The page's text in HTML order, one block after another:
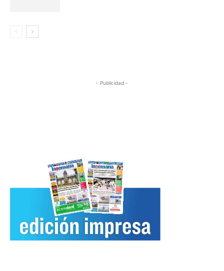
- Publicidad -